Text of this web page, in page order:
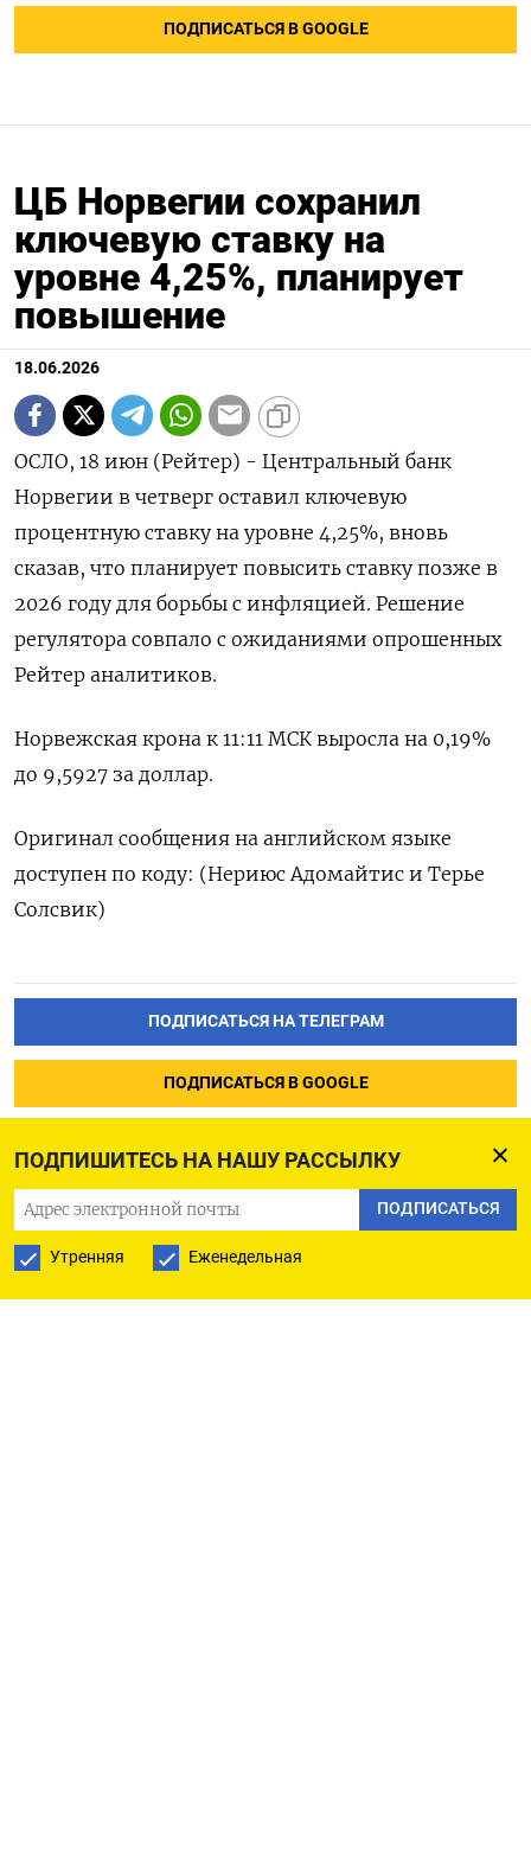
ПОДПИШИТЕСЬ НА НАШУ РАССЫЛКУ
ПОДПИСАТЬСЯ
Утренняя Еженедельная
ПОДПИСАТЬСЯ В GOOGLE
ЦБ Норвегии сохранил
ключевую ставку на
уровне 4,25%, планирует
повышение
18.06.2026
ОСЛО, 18 июн (Рейтер) - Центральный банк
‌Норвегии в четверг оставил ключевую ​
процентную ​ставку на ​уровне ⁠4,25%, ‌вновь
сказав, что ‌планирует повысить ставку ​позже ‌в
2026 ​году для борьбы ‌с инфляцией. Решение
регулятора совпало с ​ожиданиями ​опрошенных
‌Рейтер аналитиков.
Норвежская крона ​к 11:11 МСК выросла на 0,19%
до 9,5927 за ​доллар.
Оригинал ⁠сообщения на английском ‌языке
доступен ‌по коду: (Нериюс Адомайтис ​и Терье
‌Солсвик)
ПОДПИСАТЬСЯ НА ТЕЛЕГРАМ
ПОДПИСАТЬСЯ В GOOGLE